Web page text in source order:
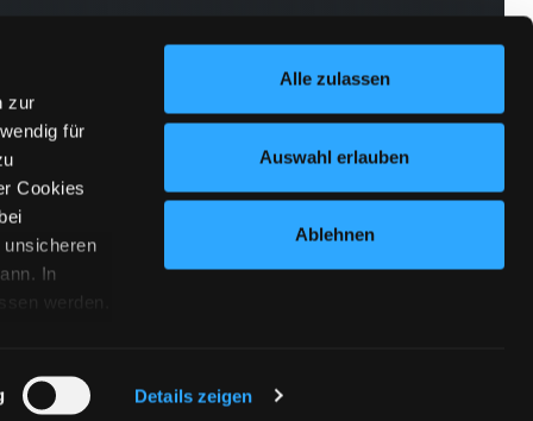
zur
für
Cookies
unsicheren
In
links
Details zeigen
Alle zulassen
Auswahl erlauben
Ablehnen
abonnieren
keine Veranstaltung verpassen
abonnieren